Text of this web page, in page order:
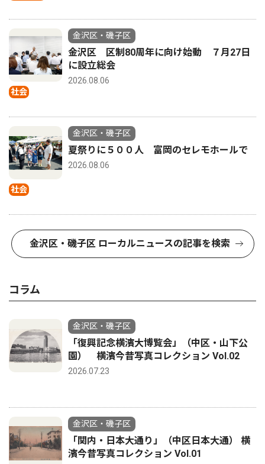
社会
金沢区・磯子区
金沢区 区制80周年に向け始動 ７月27日
に設立総会
2026.08.06
社会
金沢区・磯子区
夏祭りに５００人 富岡のセレモホールで
2026.08.06
金沢区・磯子区 ローカルニュースの記事を検索
コラム
金沢区・磯子区
「復興記念横濱大博覧会」（中区・山下公
園） 横濱今昔写真コレクション Vol.02
2026.07.23
金沢区・磯子区
「関内・日本大通り」（中区日本大通） 横
濱今昔写真コレクション Vol.01